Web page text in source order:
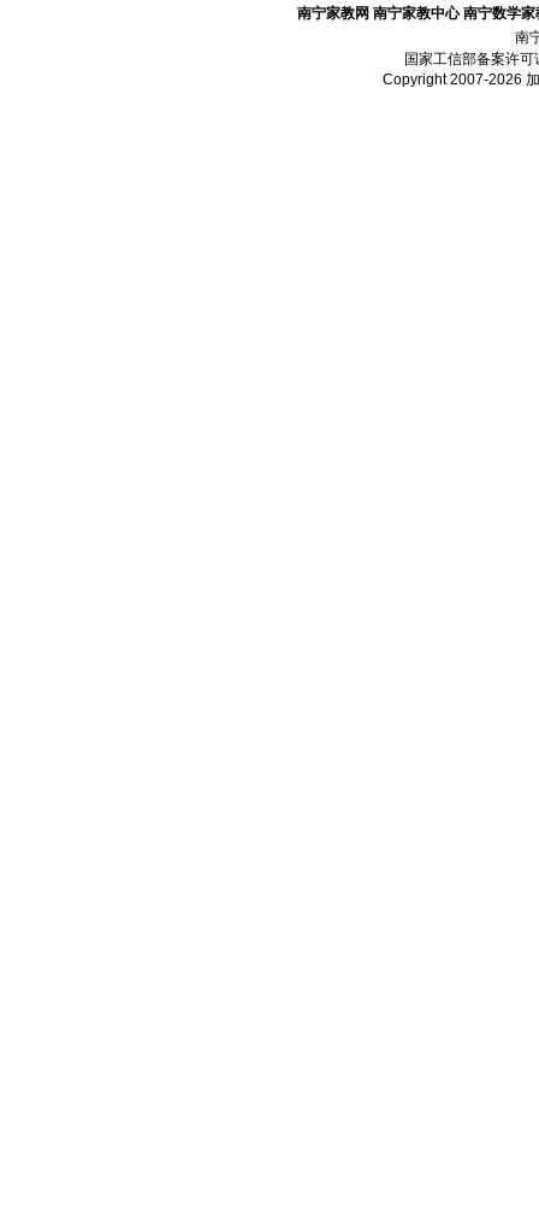
南宁家教网 南宁家教中心 南宁数学家
南
国家工信部备案许可
Copyright 2007-2026